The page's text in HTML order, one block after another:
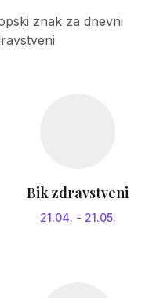
znak za dnevni
Bik zdravstveni
21.04. - 21.05.